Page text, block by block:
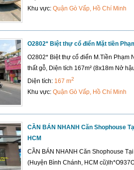
Khu vực: Quận Gò Vấp, Hồ Chí Minh
O2802* Biệt thự cổ điển Mặt tiền
O2802* Biệt thự cổ điển M.Tiền Phạm
thất gỗ, Diện tích 167m² (8x18m Nở
Diện tích: 167 m2
Khu vực: Quận Gò Vấp, Hồ Chí Minh
CẦN BÁN NHANH Căn Shophouse
HCM
CẦN BÁN NHANH Căn Shophouse
(Huyện Bình Chánh, HCM